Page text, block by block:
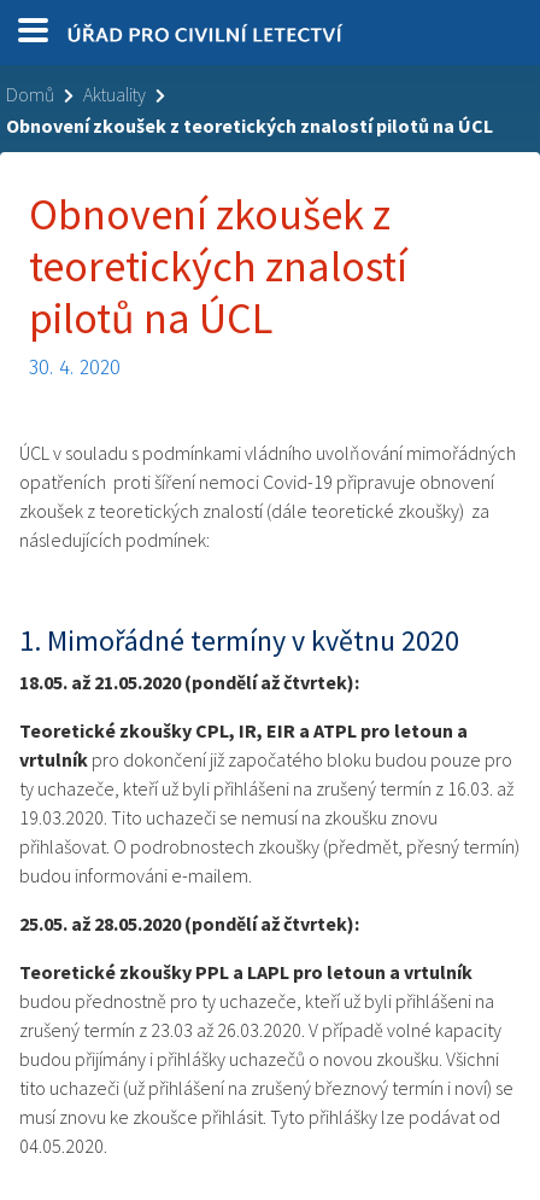
Domů
Aktuality
Obnovení zkoušek z teoretických znalostí pilotů na ÚCL
Obnovení zkoušek z
teoretických znalostí
pilotů na ÚCL
30. 4. 2020
ÚCL v souladu s podmínkami vládního uvolňování mimořádných
opatřeních proti šíření nemoci Covid-19 připravuje obnovení
zkoušek z teoretických znalostí (dále teoretické zkoušky) za
následujících podmínek:
1. Mimořádné termíny v květnu 2020
18.05. až 21.05.2020 (pondělí až čtvrtek):
Teoretické zkoušky CPL, IR, EIR a ATPL pro letoun a
vrtulník pro dokončení již započatého bloku budou pouze pro
ty uchazeče, kteří už byli přihlášeni na zrušený termín z 16.03. až
19.03.2020. Tito uchazeči se nemusí na zkoušku znovu
přihlašovat. O podrobnostech zkoušky (předmět, přesný termín)
budou informováni e-mailem.
25.05. až 28.05.2020 (pondělí až čtvrtek):
Teoretické zkoušky PPL a LAPL pro letoun a vrtulník
budou přednostně pro ty uchazeče, kteří už byli přihlášeni na
zrušený termín z 23.03 až 26.03.2020. V případě volné kapacity
budou přijímány i přihlášky uchazečů o novou zkoušku. Všichni
tito uchazeči (už přihlášení na zrušený březnový termín i noví) se
musí znovu ke zkoušce přihlásit. Tyto přihlášky lze podávat od
04.05.2020.